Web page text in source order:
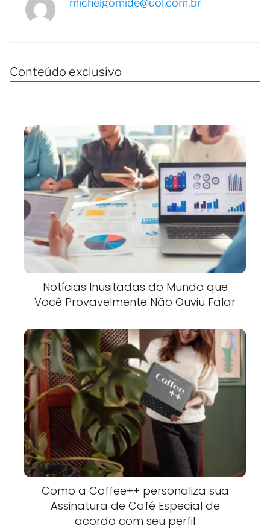
Conteúdo exclusivo
Notícias Inusitadas do Mundo que
Você Provavelmente Não Ouviu Falar
Como a Coffee++ personaliza sua
Assinatura de Café Especial de
acordo com seu perfil